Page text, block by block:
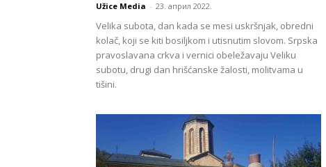
Užice Media - 23. април 2022.
Velika subota, dan kada se mesi uskršnjak, obredni
kolač, koji se kiti bosiljkom i utisnutim slovom. Srpska
pravoslavana crkva i vernici obeležavaju Veliku
subotu, drugi dan hrišćanske žalosti, molitvama u
tišini.